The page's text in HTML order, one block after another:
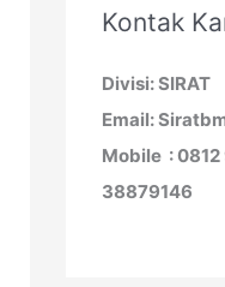
Kontak
Divisi: SIRAT
Email:
Mobile :
38879146